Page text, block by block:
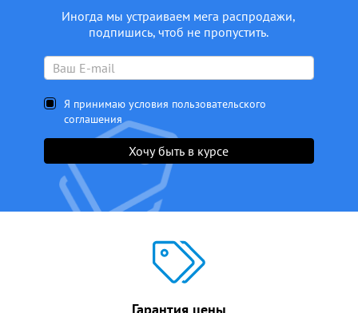
Иногда мы устраиваем мега распродажи,
подпишись, чтоб не пропустить.
Я принимаю условия пользовательского
соглашения
Хочу быть в курсе
Гарантия цены